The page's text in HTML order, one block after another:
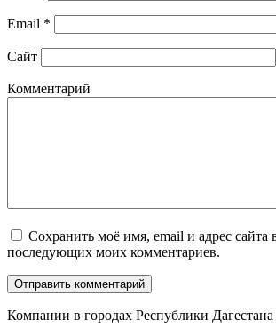
Email *
Сайт
Комментарий
Сохранить моё имя, email и адрес сайта
последующих моих комментариев.
Компании в городах Республики Дагестана